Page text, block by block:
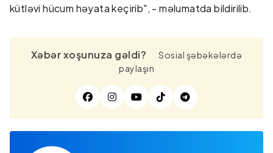
kütləvi hücum həyata keçirib", - məlumatda bildirilib.
Xəbər xoşunuza gəldi?
Sosial şəbəkələrdə
paylaşın